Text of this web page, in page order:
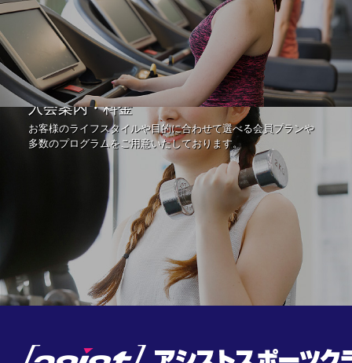
入会案内・料金
お客様のライフスタイルや目的に合わせて選べる会員プランや
多数のプログラムをご用意いたしております。